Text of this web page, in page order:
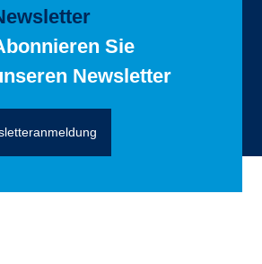
Sie
Newsletter